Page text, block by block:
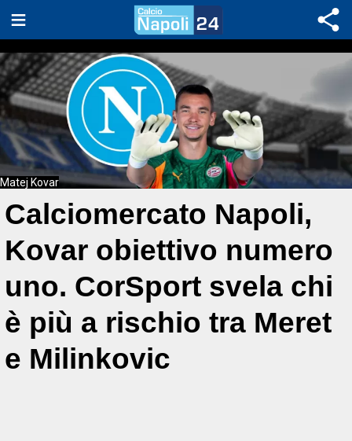
Matej Kovar
Calciomercato Napoli,
Kovar obiettivo numero
uno. CorSport svela chi
è più a rischio tra Meret
e Milinkovic